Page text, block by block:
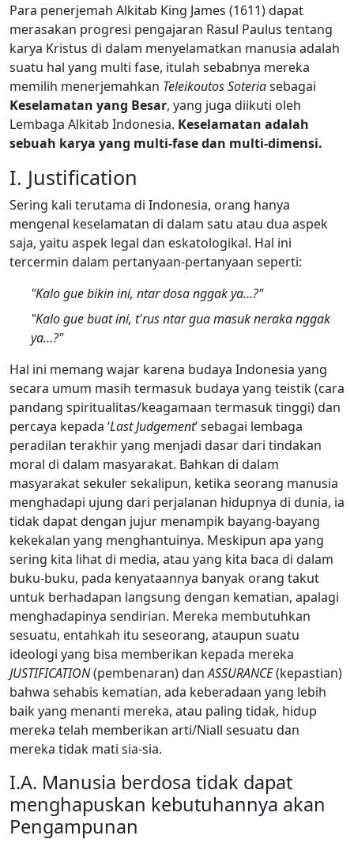
Para penerjemah Alkitab King James (1611) dapat
merasakan progresi pengajaran Rasul Paulus tentang
karya Kristus di dalam menyelamatkan manusia adalah
suatu hal yang multi fase, itulah sebabnya mereka
memilih menerjemahkan Teleikoutos Soteriasebagai
Keselamatan yang Besar, yang juga diikuti oleh
Lembaga Alkitab Indonesia. Keselamatan adalah
sebuah karya yang multi-fase dan multi-dimensi.
I. Justification
Sering kali terutama di Indonesia, orang hanya
mengenal keselamatan di dalam satu atau dua aspek
saja, yaitu aspek legal dan eskatologikal. Hal ini
tercermin dalam pertanyaan-pertanyaan seperti:
"Kalo gue bikin ini, ntar dosa nggak ya…?"
"Kalo gue buat ini, t'rus ntar gua masuk neraka nggak
ya…?"
Hal ini memang wajar karena budaya Indonesia yang
secara umum masih termasuk budaya yang teistik (cara
pandang spiritualitas/keagamaan termasuk tinggi) dan
percaya kepada ‘Last Judgement’ sebagai lembaga
peradilan terakhir yang menjadi dasar dari tindakan
moral di dalam masyarakat. Bahkan di dalam
masyarakat sekuler sekalipun, ketika seorang manusia
menghadapi ujung dari perjalanan hidupnya di dunia, ia
tidak dapat dengan jujur menampik bayang-bayang
kekekalan yang menghantuinya. Meskipun apa yang
sering kita lihat di media, atau yang kita baca di dalam
buku-buku, pada kenyataannya banyak orang takut
untuk berhadapan langsung dengan kematian, apalagi
menghadapinya sendirian. Mereka membutuhkan
sesuatu, entahkah itu seseorang, ataupun suatu
ideologi yang bisa memberikan kepada mereka
JUSTIFICATION(pembenaran) danASSURANCE(kepastian)
bahwa sehabis kematian, ada keberadaan yang lebih
baik yang menanti mereka, atau paling tidak, hidup
mereka telah memberikan arti/Niall sesuatu dan
mereka tidak mati sia-sia.
I.A. Manusia berdosa tidak dapat
menghapuskan kebutuhannya akan
Pengampunan